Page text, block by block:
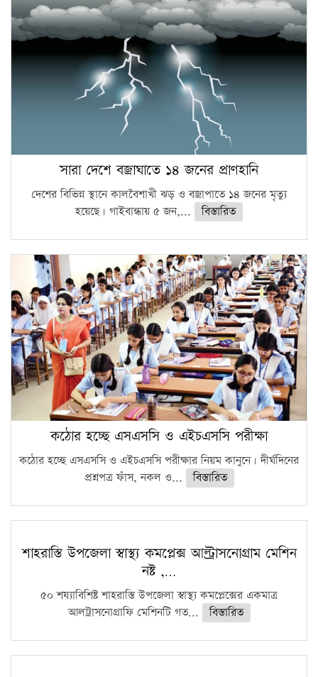
সারা দেশে বজ্রাঘাতে ১৪ জনের প্রাণহানি
দেশের বিভিন্ন স্থানে কালবৈশাখী ঝড় ও বজ্রাপাতে ১৪ জনের মৃত্যু
হয়েছে। গাইবান্ধায় ৫ জন,...
বিস্তারিত
কঠোর হচ্ছে এসএসসি ও এইচএসসি পরীক্ষা
কঠোর হচ্ছে এসএসসি ও এইচএসসি পরীক্ষার নিয়ম কানুনে। দীর্ঘদিনের
প্রশ্নপত্র ফাঁস, নকল ও...
বিস্তারিত
শাহরাস্তি উপজেলা স্বাস্থ্য কমপ্লেক্স আল্ট্রাসনোগ্রাম মেশিন
নষ্ট ,…
৫০ শয্যাবিশিষ্ট শাহরাস্তি উপজেলা স্বাস্থ্য কমপ্লেক্সের একমাত্র
আলট্রাসনোগ্রাফি মেশিনটি গত...
বিস্তারিত